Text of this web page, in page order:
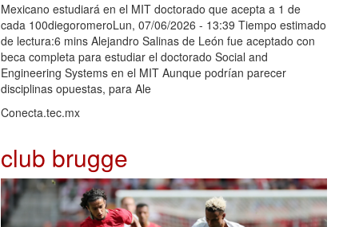
Mexicano estudiará en el MIT doctorado que acepta a 1 de
cada 100diegoromeroLun, 07/06/2026 - 13:39 Tiempo estimado
de lectura:6 mins Alejandro Salinas de León fue aceptado con
beca completa para estudiar el doctorado Social and
Engineering Systems en el MIT Aunque podrían parecer
disciplinas opuestas, para Ale
Conecta.tec.mx
club brugge